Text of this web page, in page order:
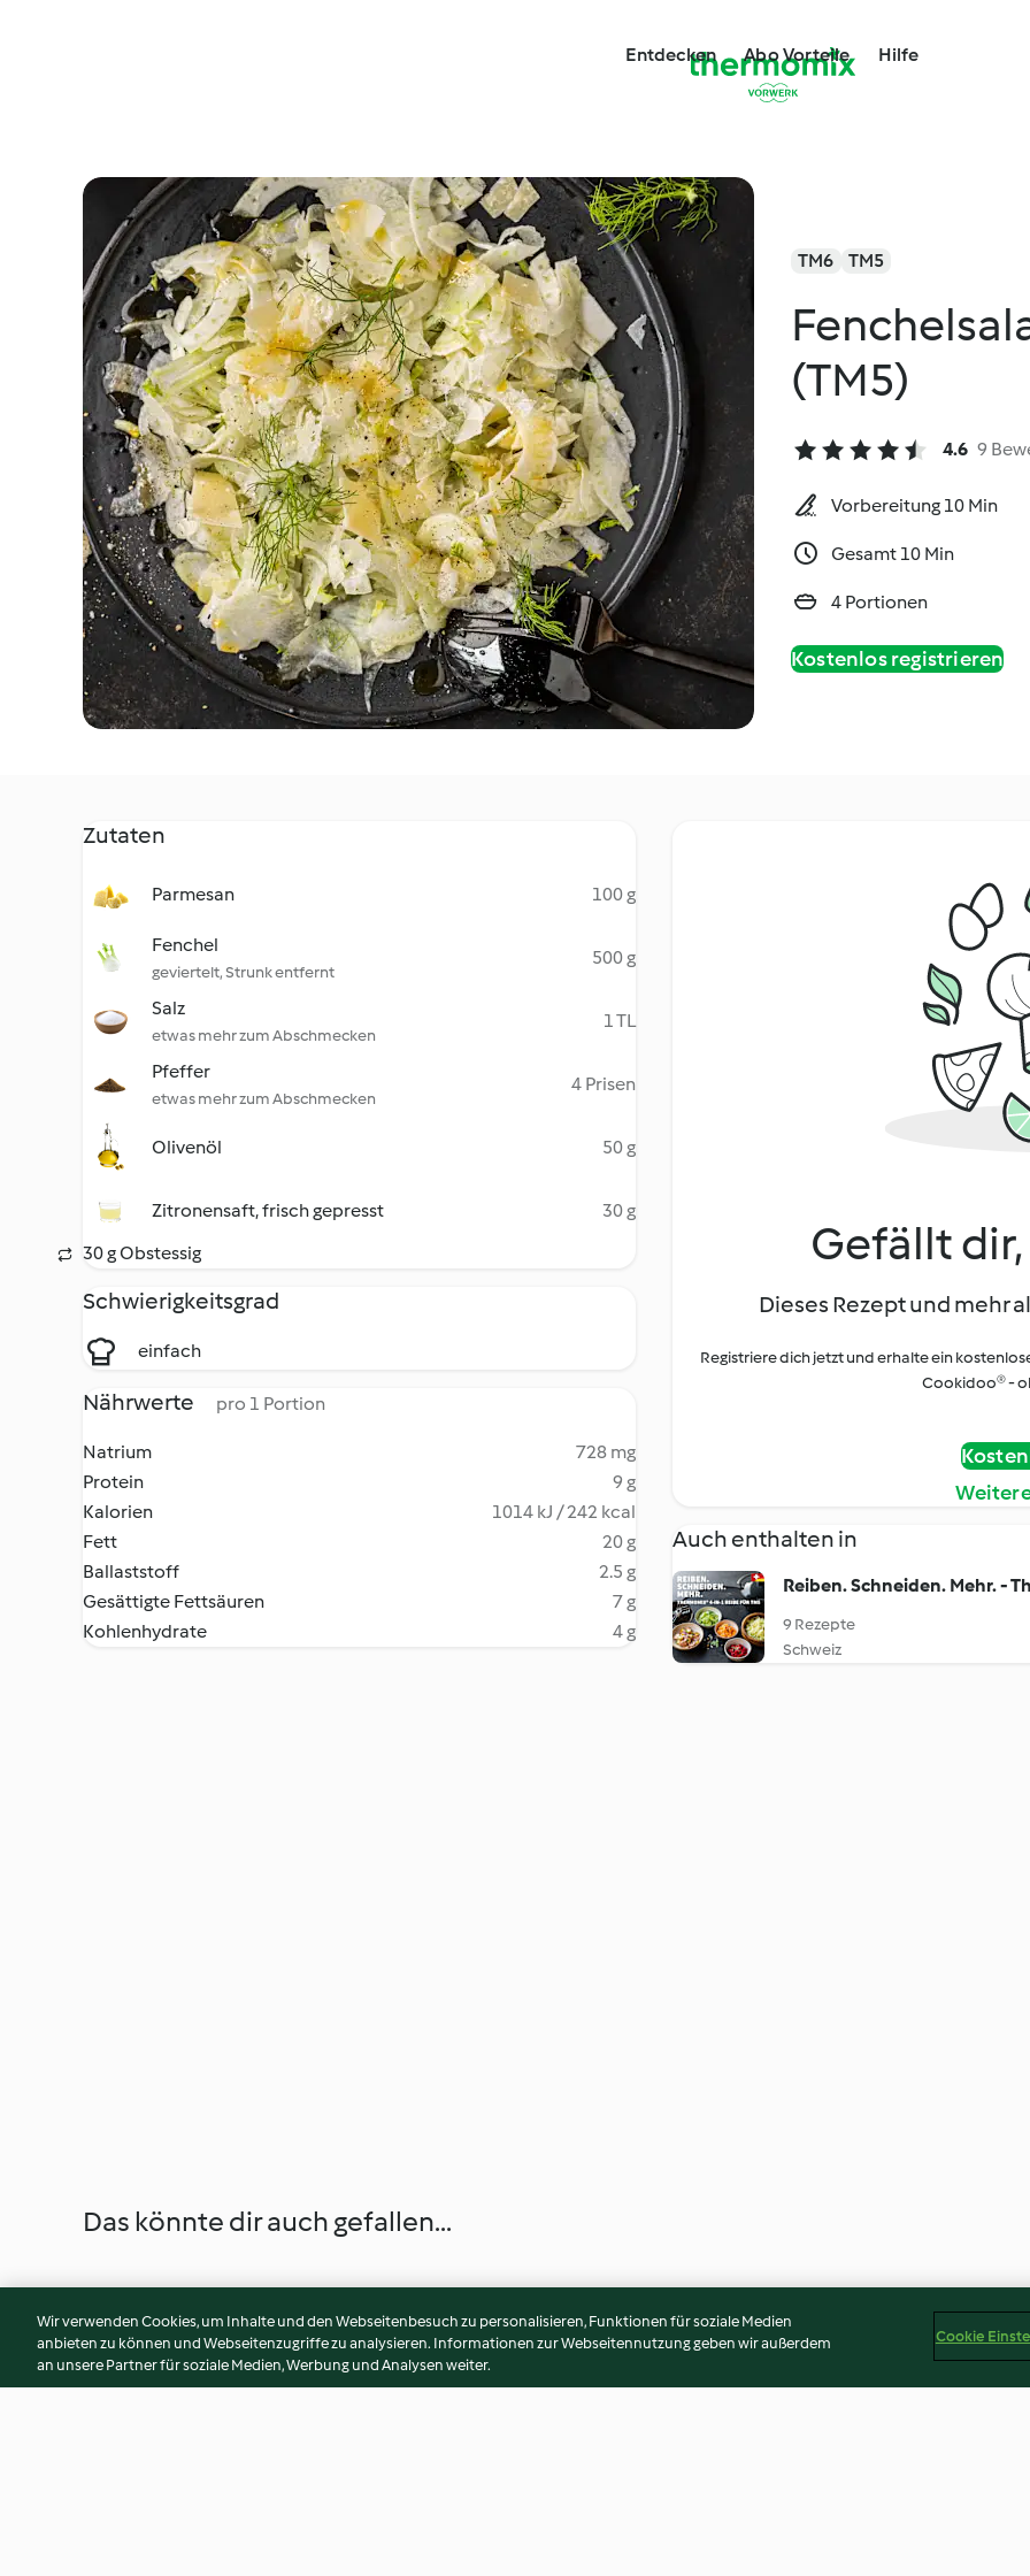
Entdecken Abo Vorteile Hilfe
TM6 TM5
(TM5)
4.6 9
Vorbereitung 10 Min
Gesamt 10 Min
4 Portionen
Kostenlos registrieren
Zutaten
Parmesan 100 g
Fenchel
geviertelt, Strunk entfernt
500 g
Salz
etwas mehr zum Abschmecken
1 TL
Pfeffer
etwas mehr zum Abschmecken
4 Prisen
Olivenöl 50 g
Zitronensaft, frisch gepresst
30 g
30 g Obstessig
Schwierigkeitsgrad
einfach
Nährwerte pro 1 Portion
Natrium
728 mg
Protein
9 g
Kalorien
1014 kJ / 242 kcal
Fett
20 g
Ballaststoff
2.5 g
Gesättigte Fettsäuren
7 g
Kohlenhydrate
4 g
Gefällt
Dieses Rezept und mehr
Registriere dich jetzt und erhalte ein
Cookidoo® -
Auch enthalten in
Reiben. Schneiden. Mehr. -
9 Rezepte
Schweiz
Das könnte dir auch gefallen...
Wir verwenden Cookies, um Inhalte und den Webseitenbesuch zu personalisieren, Funktionen für soziale Medien
anbieten zu können und Webseitenzugriffe zu analysieren. Informationen zur Webseitennutzung geben wir außerdem
an unsere Partner für soziale Medien, Werbung und Analysen weiter.
Cookie